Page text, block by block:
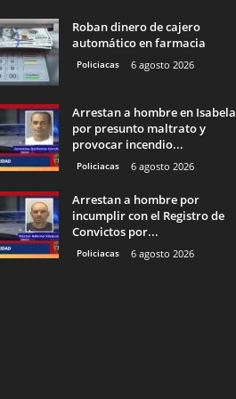
Roban dinero de cajero
automático en farmacia
Policiacas 6 agosto 2026
Arrestan a hombre en Isabela
por presunto maltrato y
provocar incendio...
Policiacas 6 agosto 2026
Arrestan a hombre por
incumplir con el Registro de
Convictos por...
Policiacas 6 agosto 2026